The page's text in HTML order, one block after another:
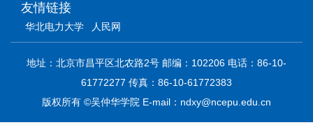
友情链接
华北电力大学 人民网
地址：北京市昌平区北农路2号 邮编：102206 电话：86-10-
61772277 传真：86-10-61772383
版权所有 ©吴仲华学院 E-mail：ndxy@ncepu.edu.cn